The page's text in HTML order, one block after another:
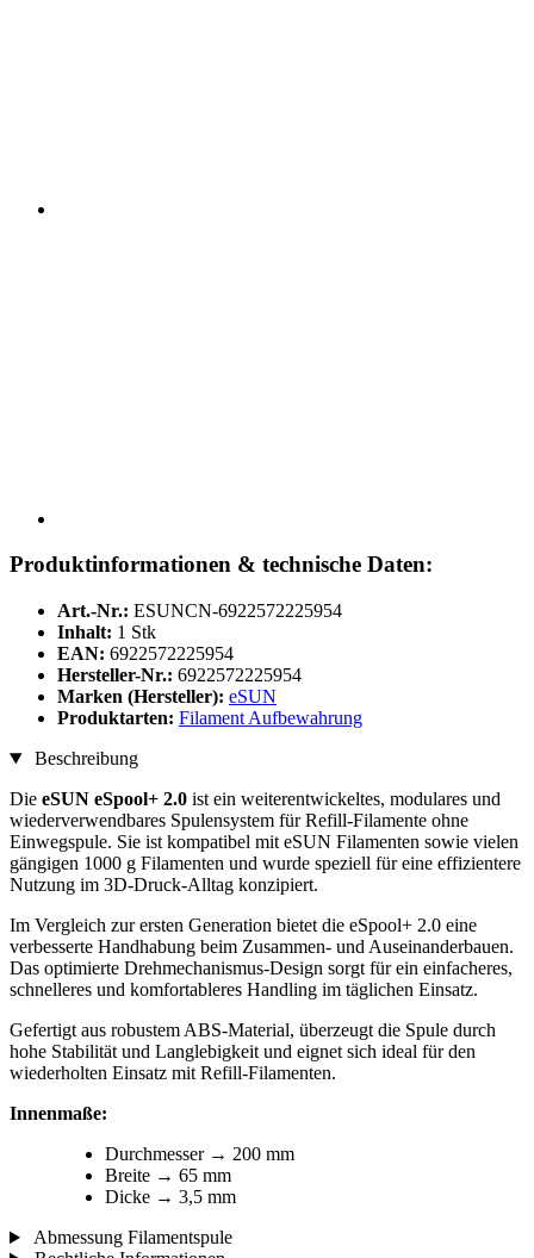
Produktinformationen & technische Daten:
Art.-Nr.: ESUNCN-6922572225954
Inhalt: 1 Stk
EAN: 6922572225954
Hersteller-Nr.: 6922572225954
Marken (Hersteller): eSUN
Produktarten: Filament Aufbewahrung
Beschreibung
Die eSUN eSpool+ 2.0 ist ein weiterentwickeltes, modulares und
wiederverwendbares Spulensystem für Refill-Filamente ohne
Einwegspule. Sie ist kompatibel mit eSUN Filamenten sowie vielen
gängigen 1000 g Filamenten und wurde speziell für eine effizientere
Nutzung im 3D-Druck-Alltag konzipiert.
Im Vergleich zur ersten Generation bietet die eSpool+ 2.0 eine
verbesserte Handhabung beim Zusammen- und Auseinanderbauen.
Das optimierte Drehmechanismus-Design sorgt für ein einfacheres,
schnelleres und komfortableres Handling im täglichen Einsatz.
Gefertigt aus robustem ABS-Material, überzeugt die Spule durch
hohe Stabilität und Langlebigkeit und eignet sich ideal für den
wiederholten Einsatz mit Refill-Filamenten.
Innenmaße:
Durchmesser → 200 mm
Breite → 65 mm
Dicke → 3,5 mm
Abmessung Filamentspule